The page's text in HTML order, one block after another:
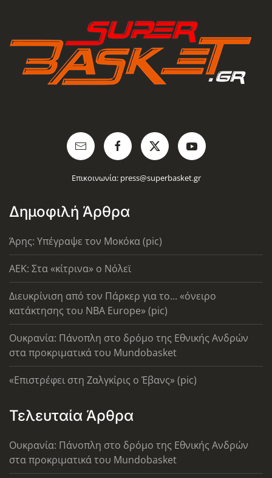
Επικοινωνία: press@superbasket.gr
Δημοφιλή Άρθρα
Άρης: Υπέγραψε τον Μοκόκα (pic)
AEK: Στα «κίτρινα» ο Νόλεϊ
Διευκρίνιση από τον Πάρκερ για το... «όνειρο
κατάκτησης του ΝΒΑ Europe» (pic)
Ουκρανία: Πάνοπλη στο δρόμο της Εθνικής Ανδρών
στα προκριματικά του Mundobasket
«Επιστρέφει στη Ζαλγκίρις ο Έβανς» (pic)
Τελευταία Άρθρα
Ουκρανία: Πάνοπλη στο δρόμο της Εθνικής Ανδρών
στα προκριματικά του Mundobasket